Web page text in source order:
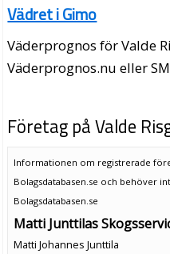
Vädret i Gimo
Väderprognos för Valde
Väderprognos.nu eller
Företag på Valde
Informationen om registrerade
Bolagsdatabasen.se och behöver
Bolagsdatabasen.se
Matti Junttilas
Matti Johannes Junttila